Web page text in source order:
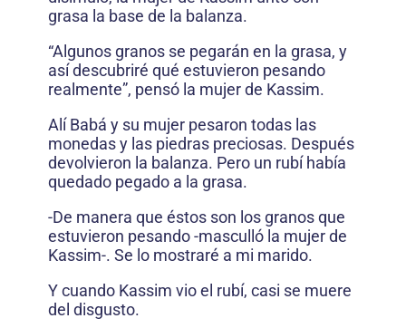
grasa la base de la balanza.
“Algunos granos se pegarán en la grasa, y
así descubriré qué estuvieron pesando
realmente”, pensó la mujer de Kassim.
Alí Babá y su mujer pesaron todas las
monedas y las piedras preciosas. Después
devolvieron la balanza. Pero un rubí había
quedado pegado a la grasa.
-De manera que éstos son los granos que
estuvieron pesando -masculló la mujer de
Kassim-. Se lo mostraré a mi marido.
Y cuando Kassim vio el rubí, casi se muere
del disgusto.